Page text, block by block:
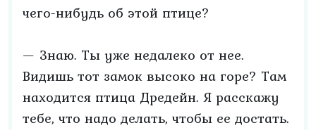
чего-нибудь об этой птице?
— Знаю. Ты уже недалеко от нее.
Видишь тот замок высоко на горе? Там
находится птица Дредейн. Я расскажу
тебе, что надо делать, чтобы ее достать.